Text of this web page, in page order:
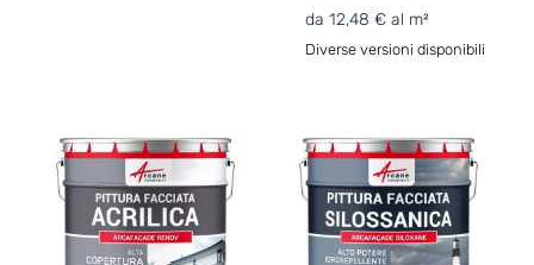
da 12,48 € al m²
Diverse versioni disponibili